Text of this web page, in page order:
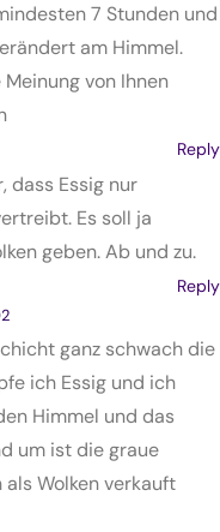
7 Stunden und
am Himmel.
von Ihnen
Reply
dass Essig nur
Es soll ja
geben. Ab und zu.
Reply
ganz schwach die
ich Essig und ich
Himmel und das
um ist die graue
Wolken verkauft